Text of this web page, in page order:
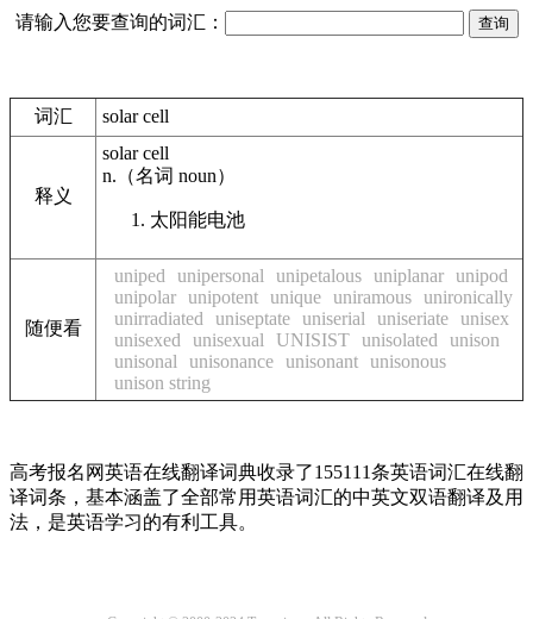
请输入您要查询的词汇：
词汇 solar cell
释义
solar cell
n. （名词 noun）
太阳能电池
随便看
uniped unipersonal unipetalous uniplanar unipod
unipolar unipotent unique uniramous unironically
unirradiated
uniseptate uniserial uniseriate unisex
unisexed
unisexual UNISIST unisolated
unison
unisonal
unisonance unisonant unisonous
unison string
高考报名网英语在线翻译词典收录了155111条英语词汇在线翻
译词条，基本涵盖了全部常用英语词汇的中英文双语翻译及用
法，是英语学习的有利工具。